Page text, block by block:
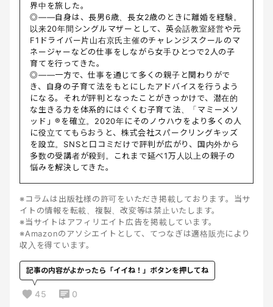
界中を旅した。
◎――自身は、長男6歳、長女2歳のときに離婚を経験。
以来20年間シングルマザーとして、英会話教室経営や元
F1ドライバー片山右京氏主催のチャレンジスクールのマ
ネージャーなどの仕事をしながら女手ひとつで2人の子
育てを行ってきた。
◎――一方で、仕事を通じて多くの親子と関わりがで
き、自身の子育て法をもとにしたアドバイスを行うよう
になる。それが評判となったことがきっかけで、潜在的
な生きる力を体系的にはぐくむ子育て法、「マミーメソ
ッド」®️を確立。2020年にそのノウハウをより多くの人
に役立ててもらおうと、株式会社スパークリングキッズ
を設立。SNSと口コミだけで評判が広がり、国内外から
多数の受講者が殺到。これまで延べ1万人以上の親子の
悩みを解決してきた。
※コラムは出版社様の許可をいただき掲載しております。当サ
イトの情報を転載、複製、改変等は禁止いたします。
※当サイトはアフィリエイト広告を掲載しています。
※Amazonのアソシエイトとして、てつなぎは適格販売により
収入を得ています。
記事の内容がよかったら「イイね！」ボタンを押してね
45 0